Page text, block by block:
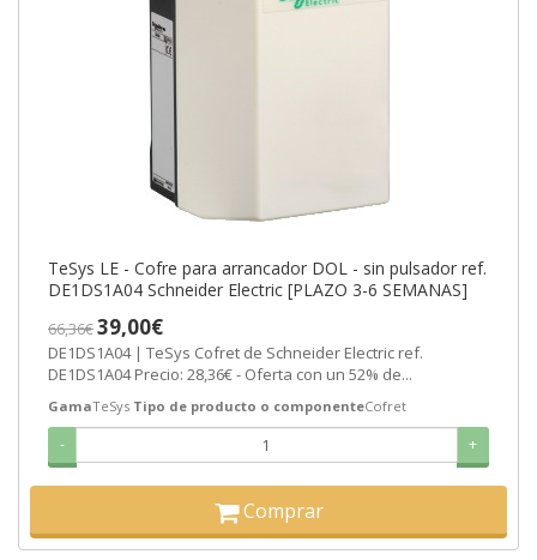
TeSys LE - Cofre para arrancador DOL - sin pulsador ref.
DE1DS1A04 Schneider Electric [PLAZO 3-6 SEMANAS]
66,36€39,00€
DE1DS1A04 | TeSys Cofret de Schneider Electric ref.
DE1DS1A04 Precio: 28,36€ - Oferta con un 52% de...
GamaTeSys Tipo de producto o componenteCofret
- +
Comprar